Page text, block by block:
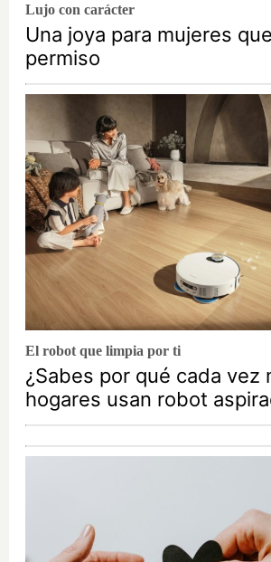
Lujo con carácter
Una joya para mujeres
permiso
El robot que limpia por ti
¿Sabes por qué cada vez
hogares usan robot